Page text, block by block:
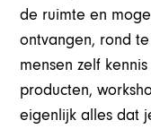
de ruimte en
ontvangen, rond
mensen zelf
producten,
eigenlijk alles dat